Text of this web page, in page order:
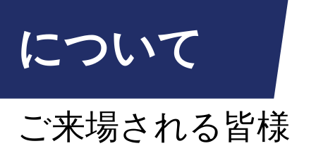
について
ご来場される皆様